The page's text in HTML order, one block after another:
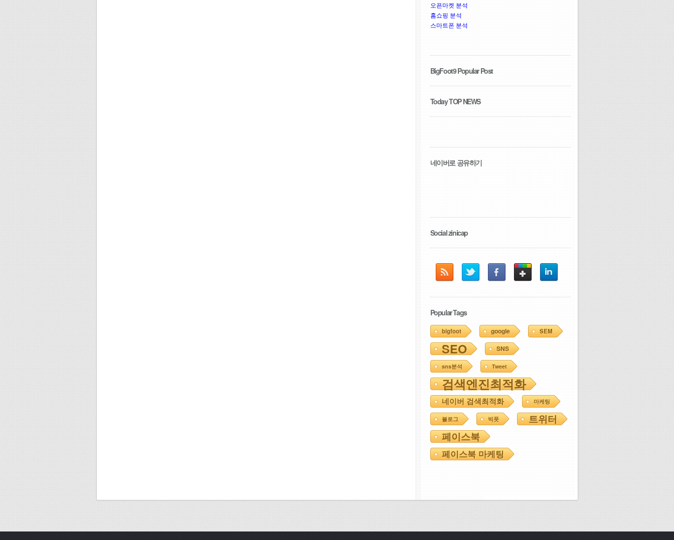
오픈마켓 분석
홈쇼핑 분석
스마트폰 분석
BigFoot9 Popular Post
Today TOP NEWS
네이버로 공유하기
Social zinicap
Popular Tags
bigfoot google SEM
SEO SNS
sns분석 Tweet
검색엔진최적화
네이버 검색최적화 마케팅
블로그 빅풋
트위터
페이스북
페이스북 마케팅